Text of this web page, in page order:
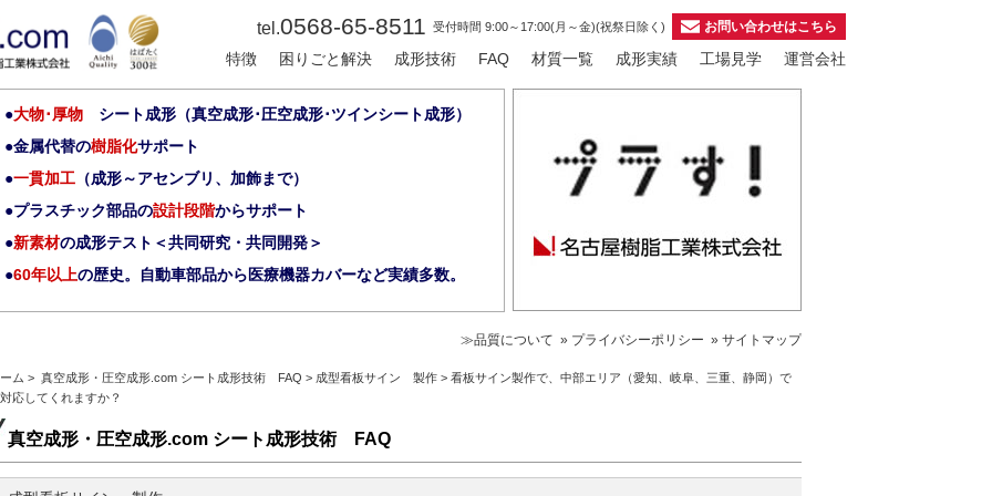
tel.0568-65-8511 受付時間 9:00～17:00(月～金)(祝祭日除く) お問い合わせはこちら
特徴 困りごと解決 成形技術 FAQ 材質一覧 成形実績 工場見学 運営会社
大物･厚物 シート成形（真空成形･圧空成形･ツインシート成形）
金属代替の樹脂化サポート
一貫加工 （成形～アセンブリ、加飾まで）
プラスチック部品の設計段階からサポート
新素材の成形テスト＜共同研究・共同開発＞
60年以上の歴史。自動車部品から医療機器カバーなど実績多数。
≫品質について » プライバシーポリシー » サイトマップ
ム > 真空成形・圧空成形.com シート成形技術 FAQ > 成型看板サイン 製作 > 看板サイン製作で、中部エリア（愛知、岐阜、三重、静岡）で
応してくれますか？
真空成形・圧空成形.com シート成形技術 FAQ